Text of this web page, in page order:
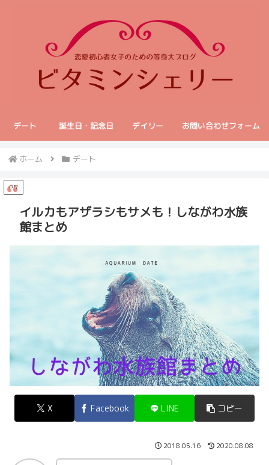
デート 誕生日・記念日 デイリー お問い合わせフォーム
ホーム デート
PR
イルカもアザラシもサメも！しながわ水族
館まとめ
X Facebook LINE コピー
2018.05.16 2020.08.08